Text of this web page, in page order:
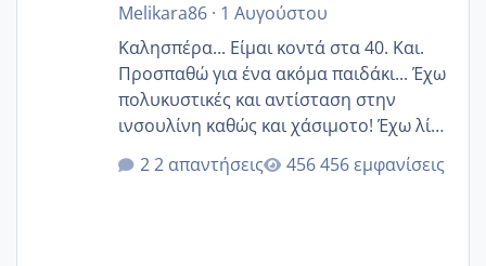
Melikara86· 1 Αυγούστου
Καλησπέρα... Είμαι κοντά στα 40. Και.
Προσπαθώ για ένα ακόμα παιδάκι... Έχω
πολυκυστικές και αντίσταση στην
ινσουλίνη καθώς και χάσιμοτο! Έχω λίγα
κιλά παραπάνω και όσο κ αν προσπαθώ
δεν χάνω εύκολα! Προσπαθώ για ακόμη
2 απαντήσεις 456 εμφανίσεις